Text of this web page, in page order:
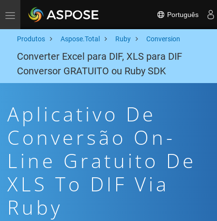
Toggle navigation Português
Produtos Aspose.Total Ruby Conversion
Converter Excel para DIF, XLS para DIF
Conversor GRATUITO ou Ruby SDK
Aplicativo De
Conversão On-
Line Gratuito De
XLS To DIF Via
Ruby